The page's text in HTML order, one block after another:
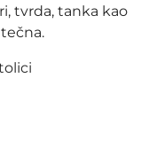
tvrda, tanka kao